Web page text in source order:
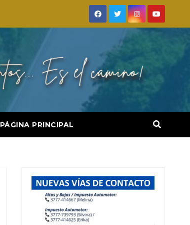
PÁGINA PRINCIPAL